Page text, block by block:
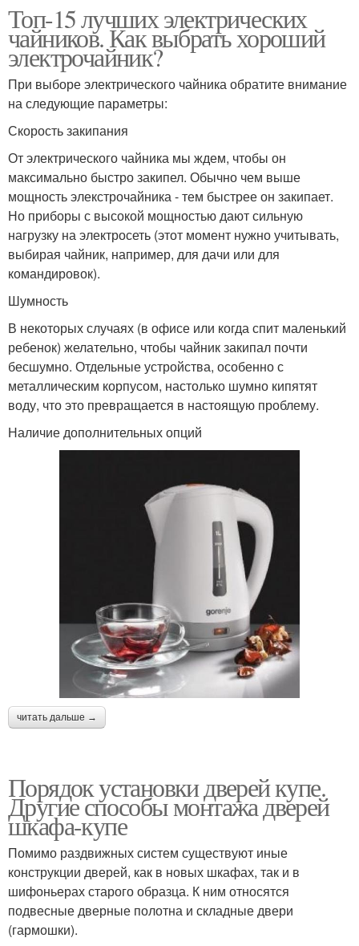
Топ-15 лучших электрических
чайников. Как выбрать хороший
электрочайник?
При выборе электрического чайника обратите внимание
на следующие параметры:
Скорость закипания
От электрического чайника мы ждем, чтобы он
максимально быстро закипел. Обычно чем выше
мощность элекстрочайника - тем быстрее он закипает.
Но приборы с высокой мощностью дают сильную
нагрузку на электросеть (этот момент нужно учитывать,
выбирая чайник, например, для дачи или для
командировок).
Шумность
В некоторых случаях (в офисе или когда спит маленький
ребенок) желательно, чтобы чайник закипал почти
бесшумно. Отдельные устройства, особенно с
металлическим корпусом, настолько шумно кипятят
воду, что это превращается в настоящую проблему.
Наличие дополнительных опций
читать дальше →
Порядок установки дверей купе.
Другие способы монтажа дверей
шкафа-купе
Помимо раздвижных систем существуют иные
конструкции дверей, как в новых шкафах, так и в
шифоньерах старого образца. К ним относятся
подвесные дверные полотна и складные двери
(гармошки).